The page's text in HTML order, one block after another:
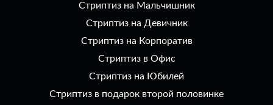
Стриптиз на Мальчишник
Стриптиз на Девичник
Стриптиз на Корпоратив
Стриптиз в Офис
Стриптиз на Юбилей
Стриптиз в подарок второй половинке